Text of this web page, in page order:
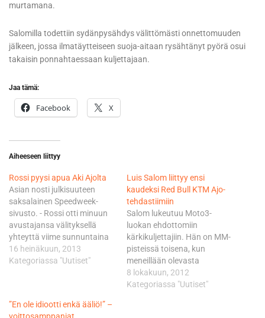
murtamana.
Salomilla todettiin sydänpysähdys välittömästi onnettomuuden
jälkeen, jossa ilmatäytteiseen suoja-aitaan rysähtänyt pyörä osui
takaisin ponnahtaessaan kuljettajaan.
Jaa tämä:
Facebook X
Aiheeseen liittyy
Rossi pyysi apua Aki Ajolta
Asian nosti julkisuuteen
saksalainen Speedweek-
sivusto. - Rossi otti minuun
avustajansa välityksellä
yhteyttä viime sunnuntaina
Saksan GP:n merkeissä
Sachsenringillä, vahvistaa
Davide Brivio, joka on
16 heinäkuun, 2013
Kategoriassa "Uutiset"
Luis Salom liittyy ensi
kaudeksi Red Bull KTM Ajo-
tehdastiimiin
Salom lukeutuu Moto3-
luokan ehdottomiin
kärkikuljettajiin. Hän on MM-
pisteissä toisena, kun
meneillään olevasta
kaudesta on ajamatta neljä
osakilpailua. - Minulle kävi jo
8 lokakuun, 2012
Kategoriassa "Uutiset"
”En ole idiootti enkä ääliö!” –